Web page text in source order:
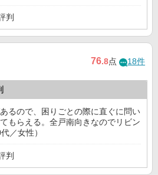
判
76.8点 18件
るので、困りごとの際に直ぐに問い
もらえる。全戸南向きなのでリビン
／女性）
判